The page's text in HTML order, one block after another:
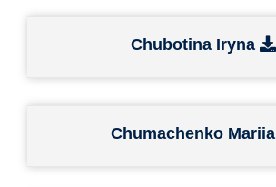
Chubotina Iryna
Chumachenko Mariia